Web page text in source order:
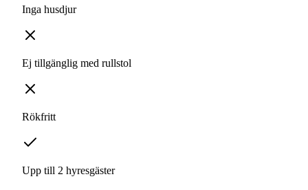
Inga husdjur
Ej tillgänglig med rullstol
Rökfritt
Upp till 2 hyresgäster